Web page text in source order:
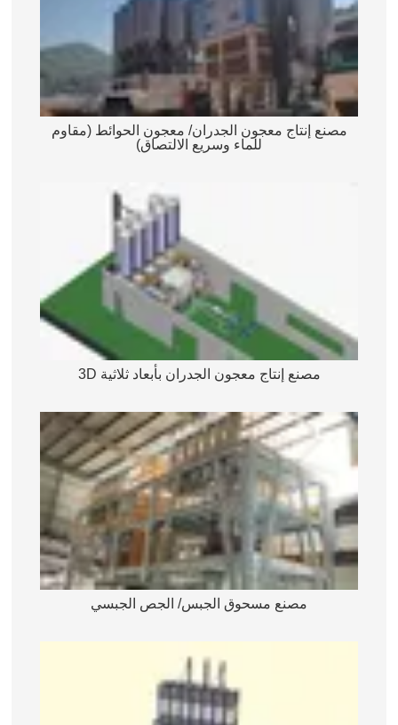
مصنع إنتاج معجون الجدران/ معجون الحوائط (مقاوم
للماء وسريع الالتصاق)
مصنع إنتاج معجون الجدران بأبعاد ثلاثية 3D
مصنع مسحوق الجبس/ الجص الجبسي